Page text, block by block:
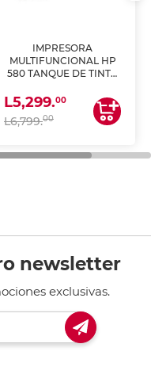
IMPRESORA
MULTIFUNCIONAL HP
580 TANQUE DE TINTA
ESCANEA)
L5,299.00
L6,799.00
newsletter
exclusivas.